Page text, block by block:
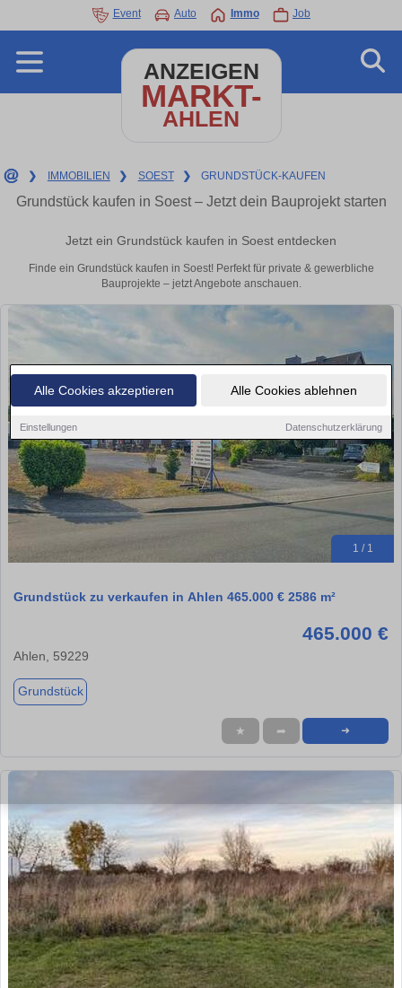
Alle Cookies akzeptieren Alle Cookies ablehnen
Einstellungen Datenschutzerklärung
Event Auto Immo Job
ANZEIGEN
MARKT-
AHLEN
❯ IMMOBILIEN ❯ SOEST ❯ GRUNDSTÜCK-KAUFEN
Grundstück kaufen in Soest – Jetzt dein Bauprojekt starten
Jetzt ein Grundstück kaufen in Soest entdecken
Finde ein Grundstück kaufen in Soest! Perfekt für private & gewerbliche
Bauprojekte – jetzt Angebote anschauen.
1 / 1
Grundstück zu verkaufen in Ahlen 465.000 € 2586 m²
465.000 €
Ahlen, 59229
Grundstück
★ ➦ ➜